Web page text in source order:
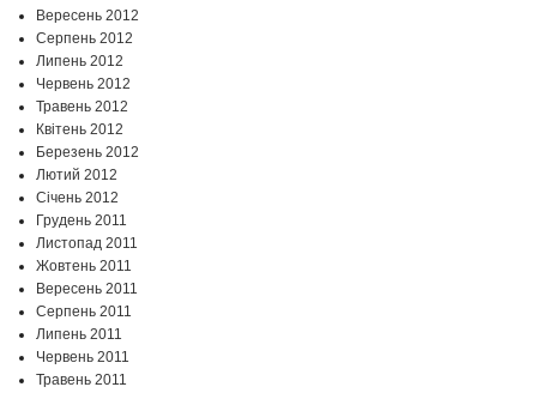
Вересень 2012
Серпень 2012
Липень 2012
Червень 2012
Травень 2012
Квітень 2012
Березень 2012
Лютий 2012
Січень 2012
Грудень 2011
Листопад 2011
Жовтень 2011
Вересень 2011
Серпень 2011
Липень 2011
Червень 2011
Травень 2011